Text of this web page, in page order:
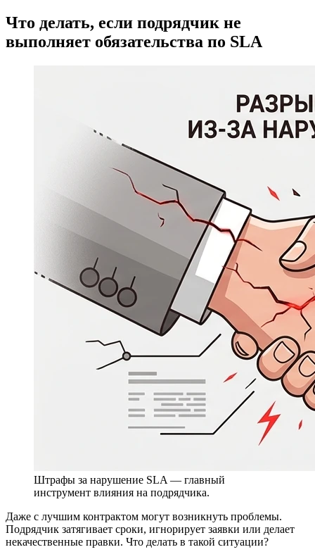
Что делать, если подрядчик не
выполняет обязательства по SLA
Штрафы за нарушение SLA — главный
инструмент влияния на подрядчика.
Даже с лучшим контрактом могут возникнуть проблемы.
Подрядчик затягивает сроки, игнорирует заявки или делает
некачественные правки. Что делать в такой ситуации?